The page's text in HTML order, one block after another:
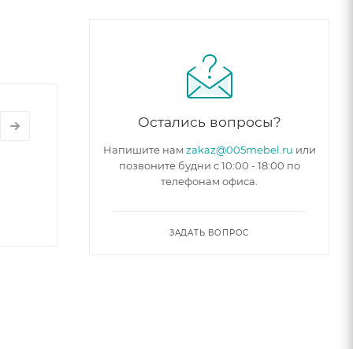
в
но
Остались вопросы?
Напишите нам zakaz@005mebel.ru или
позвоните будни с 10:00 - 18:00 по
телефонам офиса.
ЗАДАТЬ ВОПРОС